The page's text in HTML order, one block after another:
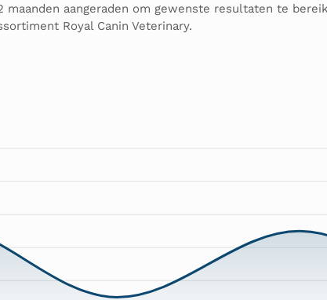
aangeraden om gewenste resultaten te
Royal Canin Veterinary.